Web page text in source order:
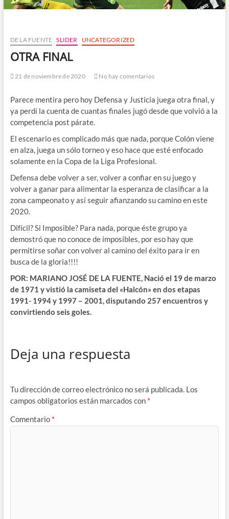
DE LA FUENTE SLIDER UNCATEGORIZED
OTRA FINAL
21 de noviembre de 2020 No hay comentarios
Parece mentira pero hoy Defensa y Justicia juega otra final, y
ya perdí la cuenta de cuantas finales jugó desde que volvió a la
competencia post párate.
El escenario es complicado más que nada, porque Colón viene
en alza, juega un sólo torneo y eso hace que esté enfocado
solamente en la Copa de la Liga Profesional.
Defensa debe volver a ser, volver a confiar en su juego y
volver a ganar para alimentar la esperanza de clasificar a la
zona campeonato y así seguir afianzando su camino en este
2020.
Difícil? Si Imposible? Para nada, porque éste grupo ya
demostró que no conoce de imposibles, por eso hay que
permitirse soñar con volver al camino del éxito para ir en
busca de la gloria!!!!
POR: MARIANO JOSÉ DE LA FUENTE, Nació el 19 de marzo
de 1971 y vistió la camiseta del «Halcón» en dos etapas
1991- 1994 y 1997 – 2001, disputando 257 encuentros y
convirtiendo seis goles.
Deja una respuesta
Tu dirección de correo electrónico no será publicada. Los
campos obligatorios están marcados con *
Comentario *